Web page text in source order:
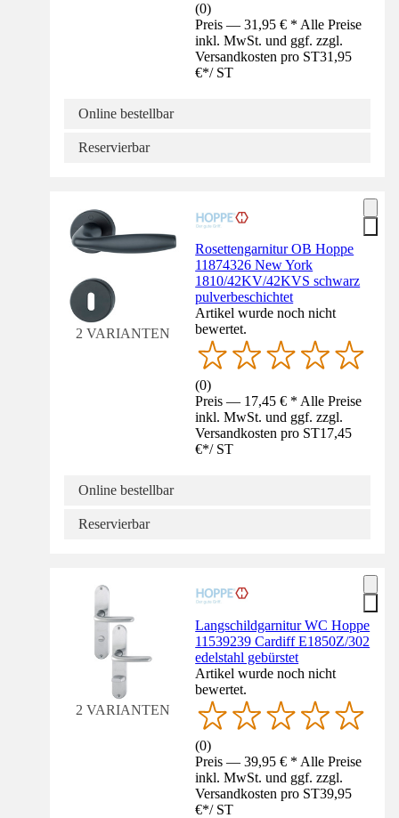
(0)
Preis — 31,95 € * Alle Preise
inkl. MwSt. und ggf. zzgl.
Versandkosten pro ST31,95
€*/ ST
Online bestellbar
Reservierbar
2 VARIANTEN
Rosettengarnitur OB Hoppe
11874326 New York
1810/42KV/42KVS schwarz
pulverbeschichtet
Artikel wurde noch nicht
bewertet.
(0)
Preis — 17,45 € * Alle Preise
inkl. MwSt. und ggf. zzgl.
Versandkosten pro ST17,45
€*/ ST
Online bestellbar
Reservierbar
2 VARIANTEN
Langschildgarnitur WC Hoppe
11539239 Cardiff E1850Z/302
edelstahl gebürstet
Artikel wurde noch nicht
bewertet.
(0)
Preis — 39,95 € * Alle Preise
inkl. MwSt. und ggf. zzgl.
Versandkosten pro ST39,95
€*/ ST